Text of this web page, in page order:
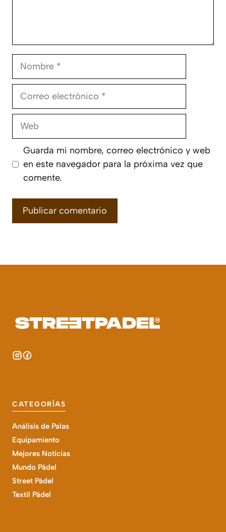
Nombre
Correo
Web
Guarda mi nombre, correo electrónico y web
en este navegador para la próxima vez que
comente.
CATEGORÍAS
Análisis de Palas
Equipamiento
Mejores Noticias
Mundo Pádel
Street Pádel
Textil Pádel